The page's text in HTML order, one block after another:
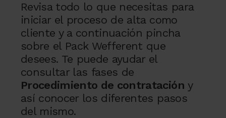
Revisa todo lo que necesitas para
iniciar el proceso de alta como
cliente y a continuación pincha
sobre el Pack Wefferent que
desees. Te puede ayudar el
consultar las fases de
Procedimiento de contratación y
así conocer los diferentes pasos
del mismo.